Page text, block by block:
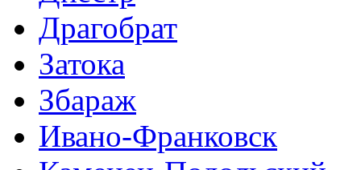
Драгобрат
Затока
Збараж
Ивано-Франковск